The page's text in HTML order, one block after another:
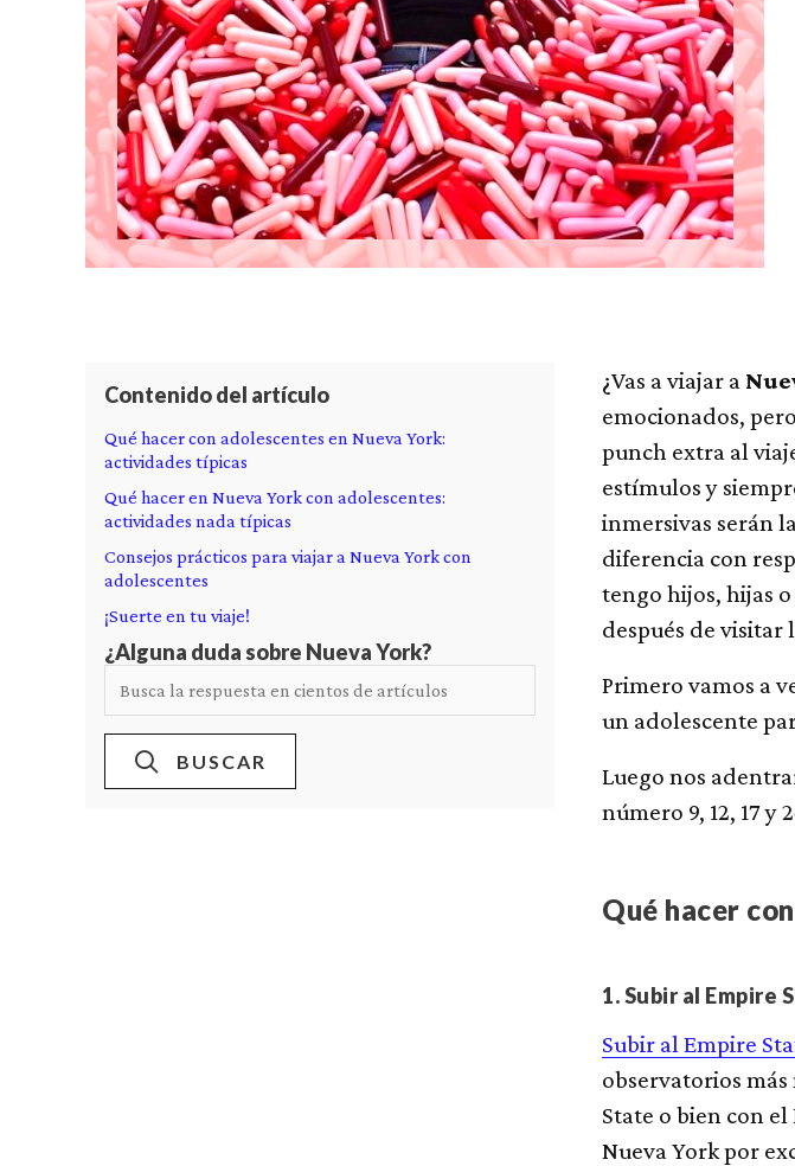
Contenido del artículo
Qué hacer con adolescentes en Nueva York:
actividades típicas
Qué hacer en Nueva York con adolescentes:
actividades nada típicas
Consejos prácticos para viajar a Nueva York con
adolescentes
¡Suerte en tu viaje!
¿Alguna duda sobre Nueva York?
BUSCAR
¿Vas a viajar a
emocionados,
punch extra al
estímulos y
inmersivas serán
diferencia con
tengo hijos, hijas
después de visitar
Primero vamos a
un adolescente
Luego nos
número 9, 12, 17 y
Qué hacer
1. Subir al Empire
Subir al Empire
observatorios
State o bien con
Nueva York por